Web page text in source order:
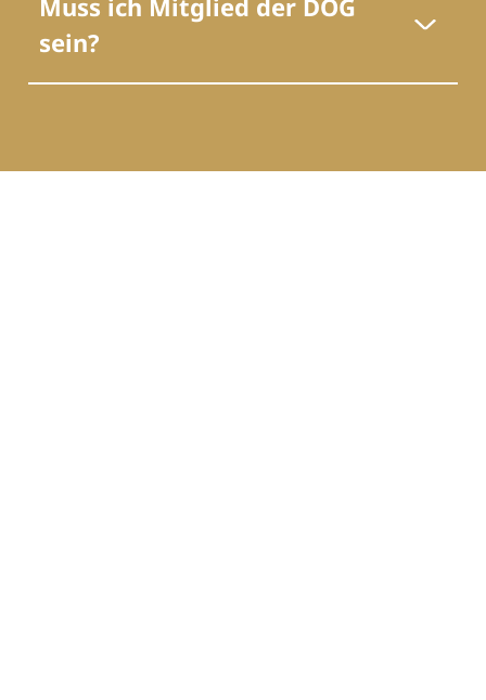
Muss ich Mitglied der DOG
sein?